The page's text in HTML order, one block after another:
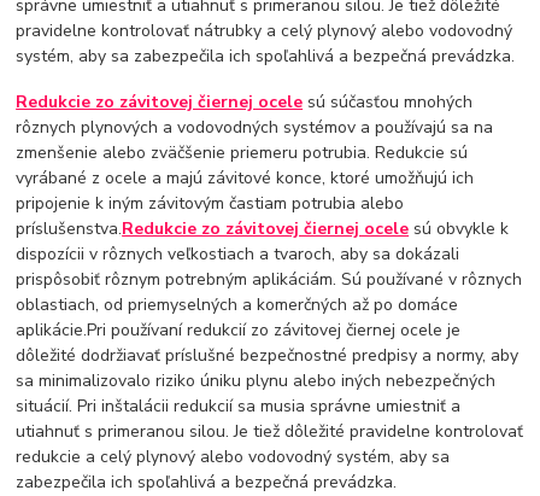
správne umiestniť a utiahnuť s primeranou silou. Je tiež dôležité
pravidelne kontrolovať nátrubky a celý plynový alebo vodovodný
systém, aby sa zabezpečila ich spoľahlivá a bezpečná prevádzka.
Redukcie zo závitovej čiernej ocele sú súčasťou mnohých
rôznych plynových a vodovodných systémov a používajú sa na
zmenšenie alebo zväčšenie priemeru potrubia. Redukcie sú
vyrábané z ocele a majú závitové konce, ktoré umožňujú ich
pripojenie k iným závitovým častiam potrubia alebo
príslušenstva.Redukcie zo závitovej čiernej ocele sú obvykle k
dispozícii v rôznych veľkostiach a tvaroch, aby sa dokázali
prispôsobiť rôznym potrebným aplikáciám. Sú používané v rôznych
oblastiach, od priemyselných a komerčných až po domáce
aplikácie.Pri používaní redukcií zo závitovej čiernej ocele je
dôležité dodržiavať príslušné bezpečnostné predpisy a normy, aby
sa minimalizovalo riziko úniku plynu alebo iných nebezpečných
situácií. Pri inštalácii redukcií sa musia správne umiestniť a
utiahnuť s primeranou silou. Je tiež dôležité pravidelne kontrolovať
redukcie a celý plynový alebo vodovodný systém, aby sa
zabezpečila ich spoľahlivá a bezpečná prevádzka.